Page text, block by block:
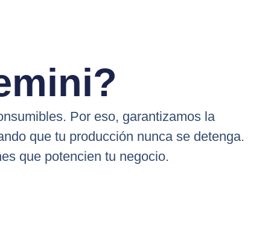
Por eso, garantizamos la
que tu producción nunca se detenga.
que potencien tu negocio.